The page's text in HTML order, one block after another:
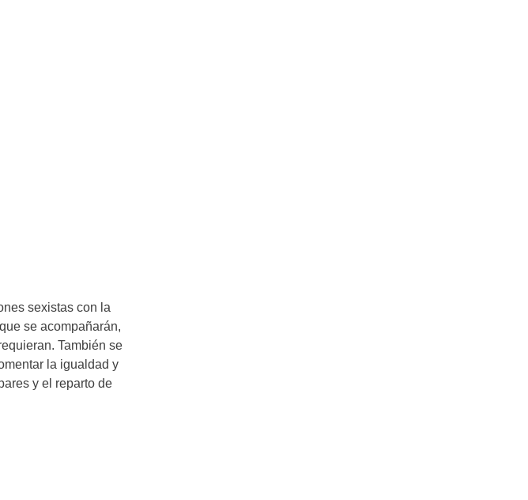
sexistas con la
se acompañarán,
También se
la igualdad y
y el reparto de